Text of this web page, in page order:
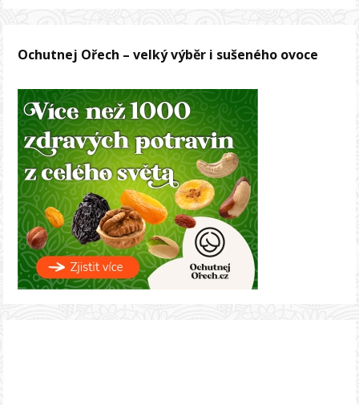
Ochutnej Ořech – velký výběr i sušeného ovoce